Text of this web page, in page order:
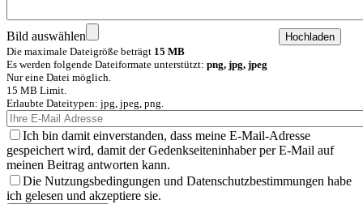
Bild auswählen
Die maximale Dateigröße beträgt 15 MB
Es werden folgende Dateiformate unterstützt: png, jpg, jpeg
Nur eine Datei möglich.
15 MB Limit.
Erlaubte Dateitypen: jpg, jpeg, png.
Ich bin damit einverstanden, dass meine E-Mail-Adresse
gespeichert wird, damit der Gedenkseiteninhaber per E-Mail auf
meinen Beitrag antworten kann.
Die Nutzungsbedingungen und Datenschutzbestimmungen habe
ich gelesen und akzeptiere sie.